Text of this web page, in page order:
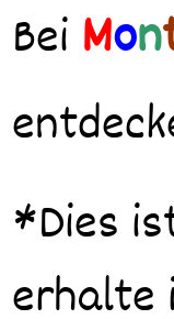
Bei Mon
*Dies
erhalte